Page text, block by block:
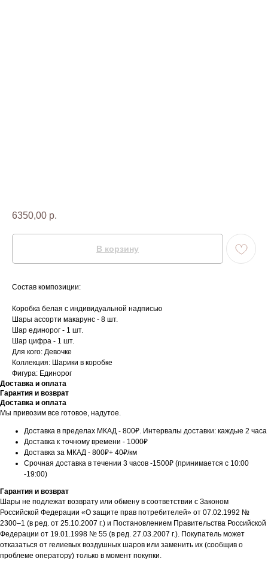
6350,00 р.
В корзину
Состав композиции:
Коробка белая с индивидуальной надписью
Шары ассорти макарунс - 8 шт.
Шар единорог - 1 шт.
Шар цифра - 1 шт.
Для кого: Девочке
Коллекция: Шарики в коробке
Фигура: Единорог
Доставка и оплата
Гарантия и возврат
Доставка и оплата
Мы привозим все готовое, надутое.
Доставка в пределах МКАД - 800₽. Интервалы доставки: каждые 2 часа
Доставка к точному времени - 1000₽
Доставка за МКАД - 800₽+ 40₽/км
Срочная доставка в течении 3 часов -1500₽ (принимается с 10:00
-19:00)
Гарантия и возврат
Шары не подлежат возврату или обмену в соответствии с Законом
Российской Федерации «О защите прав потребителей» от 07.02.1992 №
2300–1 (в ред. от 25.10.2007 г.) и Постановлением Правительства Российской
Федерации от 19.01.1998 № 55 (в ред. 27.03.2007 г.). Покупатель может
отказаться от гелиевых воздушных шаров или заменить их (сообщив о
проблеме оператору) только в момент покупки.